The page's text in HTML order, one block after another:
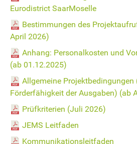
Eurodistrict SaarMoselle
Bestimmungen des
April 2026)
Anhang: Personalkosten und
(ab 01.12.2025)
Allgemeine
Förderfähigkeit der Ausgaben) (ab
Prüfkriterien (Juli 2026)
JEMS Leitfaden
Kommunikationsleitfaden